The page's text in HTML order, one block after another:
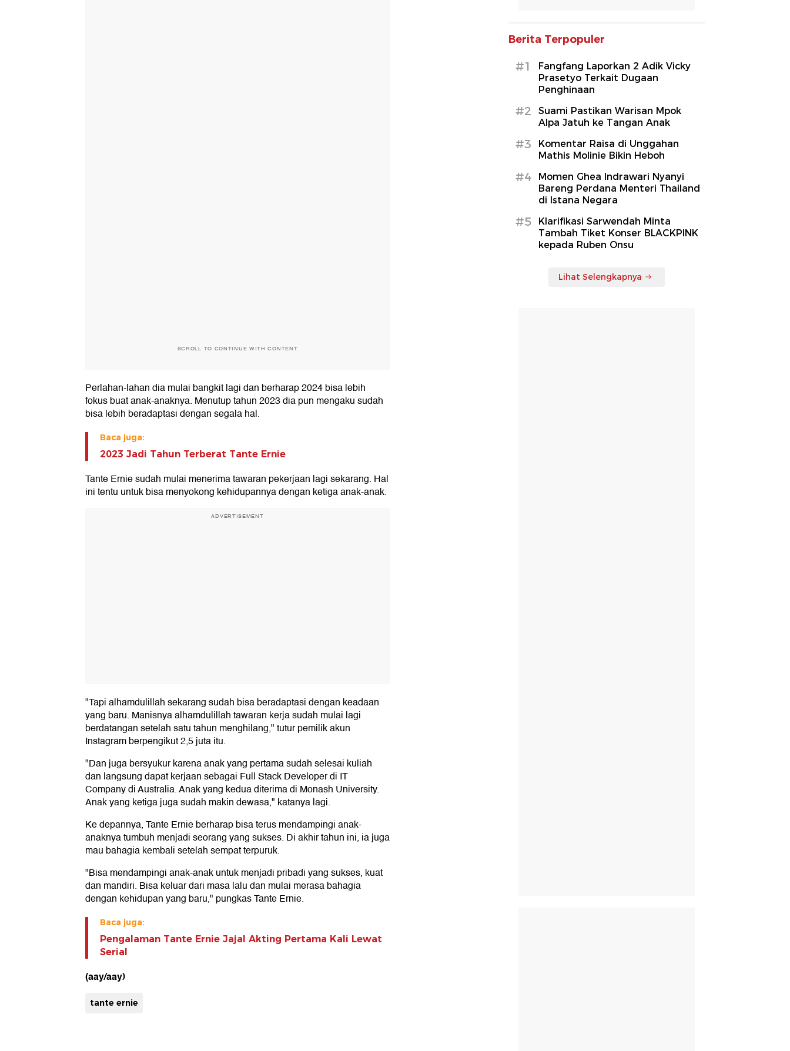
SCROLL TO CONTINUE WITH CONTENT
Perlahan-lahan dia mulai bangkit lagi dan berharap 2024 bisa lebih
fokus buat anak-anaknya. Menutup tahun 2023 dia pun mengaku sudah
bisa lebih beradaptasi dengan segala hal.
Baca juga:
2023 Jadi Tahun Terberat Tante Ernie
Tante Ernie sudah mulai menerima tawaran pekerjaan lagi sekarang. Hal
ini tentu untuk bisa menyokong kehidupannya dengan ketiga anak-anak.
ADVERTISEMENT
"Tapi alhamdulillah sekarang sudah bisa beradaptasi dengan keadaan
yang baru. Manisnya alhamdulillah tawaran kerja sudah mulai lagi
berdatangan setelah satu tahun menghilang," tutur pemilik akun
Instagram berpengikut 2,5 juta itu.
"Dan juga bersyukur karena anak yang pertama sudah selesai kuliah
dan langsung dapat kerjaan sebagai Full Stack Developer di IT
Company di Australia. Anak yang kedua diterima di Monash University.
Anak yang ketiga juga sudah makin dewasa," katanya lagi.
Ke depannya, Tante Ernie berharap bisa terus mendampingi anak-
anaknya tumbuh menjadi seorang yang sukses. Di akhir tahun ini, ia juga
mau bahagia kembali setelah sempat terpuruk.
"Bisa mendampingi anak-anak untuk menjadi pribadi yang sukses, kuat
dan mandiri. Bisa keluar dari masa lalu dan mulai merasa bahagia
dengan kehidupan yang baru," pungkas Tante Ernie.
Baca juga:
Pengalaman Tante Ernie Jajal Akting Pertama Kali Lewat
Serial
(aay/aay)
tante ernie
Berita Terpopuler
#1
Fangfang Laporkan 2 Adik Vicky
Prasetyo Terkait Dugaan
Penghinaan
#2
Suami Pastikan Warisan Mpok
Alpa Jatuh ke Tangan Anak
#3
Komentar Raisa di Unggahan
Mathis Molinie Bikin Heboh
#4
Momen Ghea Indrawari Nyanyi
Bareng Perdana Menteri Thailand
di Istana Negara
#5
Klarifikasi Sarwendah Minta
Tambah Tiket Konser BLACKPINK
kepada Ruben Onsu
Lihat Selengkapnya